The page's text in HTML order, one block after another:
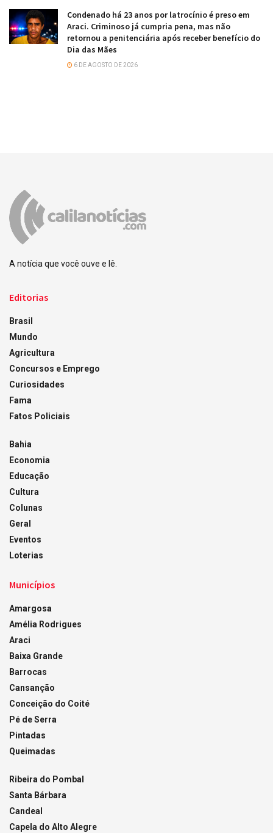
Condenado há 23 anos por latrocínio é preso em
Araci. Criminoso já cumpria pena, mas não
retornou a penitenciária após receber benefício do
Dia das Mães
6 DE AGOSTO DE 2026
A notícia que você ouve e lê.
Editorias
Brasil
Mundo
Agricultura
Concursos e Emprego
Curiosidades
Fama
Fatos Policiais
Bahia
Economia
Educação
Cultura
Colunas
Geral
Eventos
Loterias
Municípios
Amargosa
Amélia Rodrigues
Araci
Baixa Grande
Barrocas
Cansanção
Conceição do Coité
Pé de Serra
Pintadas
Queimadas
Ribeira do Pombal
Santa Bárbara
Candeal
Capela do Alto Alegre